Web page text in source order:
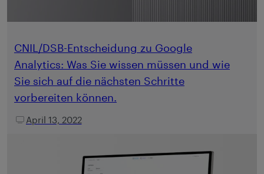
CNIL/DSB-Entscheidung zu Google
Analytics: Was Sie wissen müssen und wie
Sie sich auf die nächsten Schritte
vorbereiten können.
April 13, 2022